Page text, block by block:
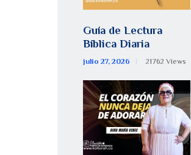
Guía de Lectura
Bíblica Diaria
julio 27, 2026 21762 Views